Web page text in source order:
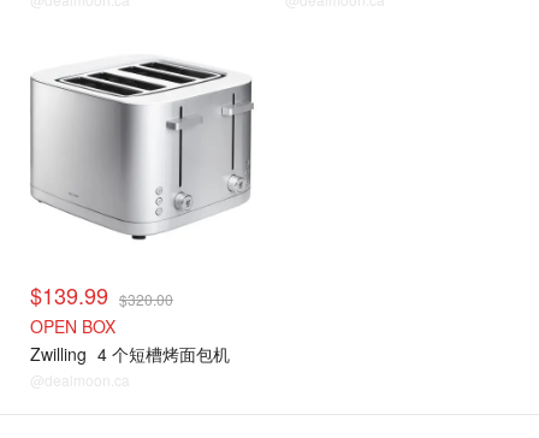
$139.99 $320.00
OPEN BOX
Zwilling 4 个短槽烤面包机
@dealmoon.ca